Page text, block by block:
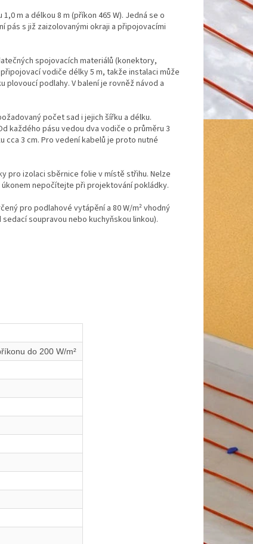
m a délkou 8 m (příkon 465 W). Jedná se o
s již zaizolovanými okraji a připojovacími
spojovacích materiálů (konektory,
vodiče délky 5 m, takže instalaci může
podlahy. V balení je rovněž návod a
počet sad i jejich šířku a délku.
každého pásu vedou dva vodiče o průměru 3
cca 3 cm. Pro vedení kabelů je proto nutné
pro izolaci sběrnice folie v místě střihu. Nelze
nepočítejte při projektování pokládky.
pro podlahové vytápění a 80 W/m² vhodný
soupravou nebo kuchyňskou linkou).
do 200 W/m²